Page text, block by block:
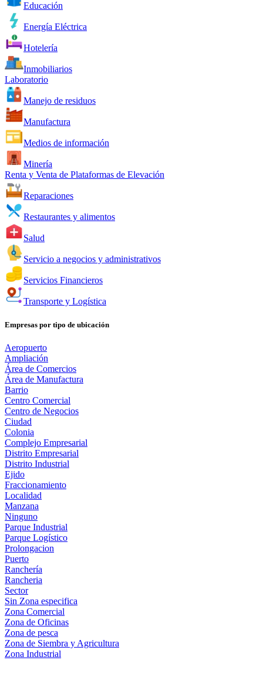
Educación
Energía Eléctrica
Hotelería
Inmobiliarios
Laboratorio
Manejo de residuos
Manufactura
Medios de información
Minería
Renta y Venta de Plataformas de Elevación
Reparaciones
Restaurantes y alimentos
Salud
Servicio a negocios y administrativos
Servicios Financieros
Transporte y Logística
Empresas por tipo de ubicación
Aeropuerto
Ampliación
Área de Comercios
Área de Manufactura
Barrio
Centro Comercial
Centro de Negocios
Ciudad
Colonia
Complejo Empresarial
Distrito Empresarial
Distrito Industrial
Ejido
Fraccionamiento
Localidad
Manzana
Ninguno
Parque Industrial
Parque Logístico
Prolongacion
Puerto
Ranchería
Rancheria
Sector
Sin Zona especifica
Zona Comercial
Zona de Oficinas
Zona de pesca
Zona de Siembra y Agricultura
Zona Industrial